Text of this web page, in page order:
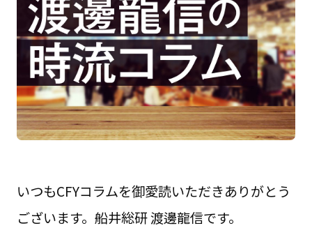
いつもCFYコラムを御愛読いただきありがとう
ございます。船井総研 渡邊龍信です。